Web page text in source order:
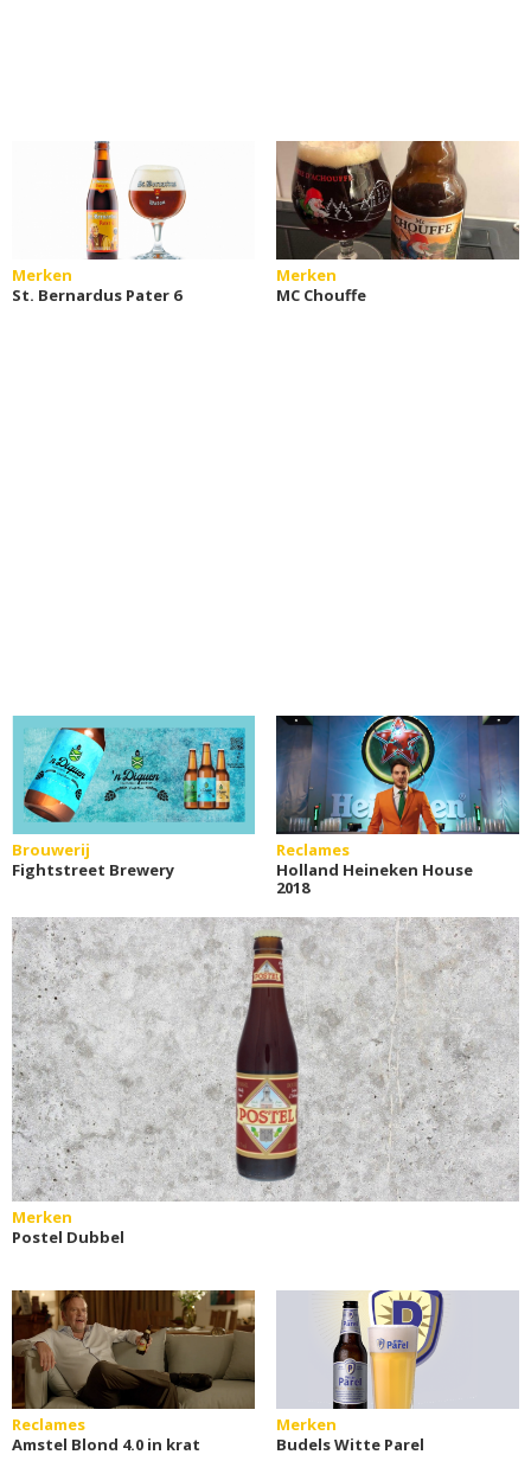
Merken
St. Bernardus Pater 6
Merken
MC Chouffe
Brouwerij
Fightstreet Brewery
Reclames
Holland Heineken House
2018
Merken
Postel Dubbel
Reclames
Amstel Blond 4.0 in krat
Merken
Budels Witte Parel